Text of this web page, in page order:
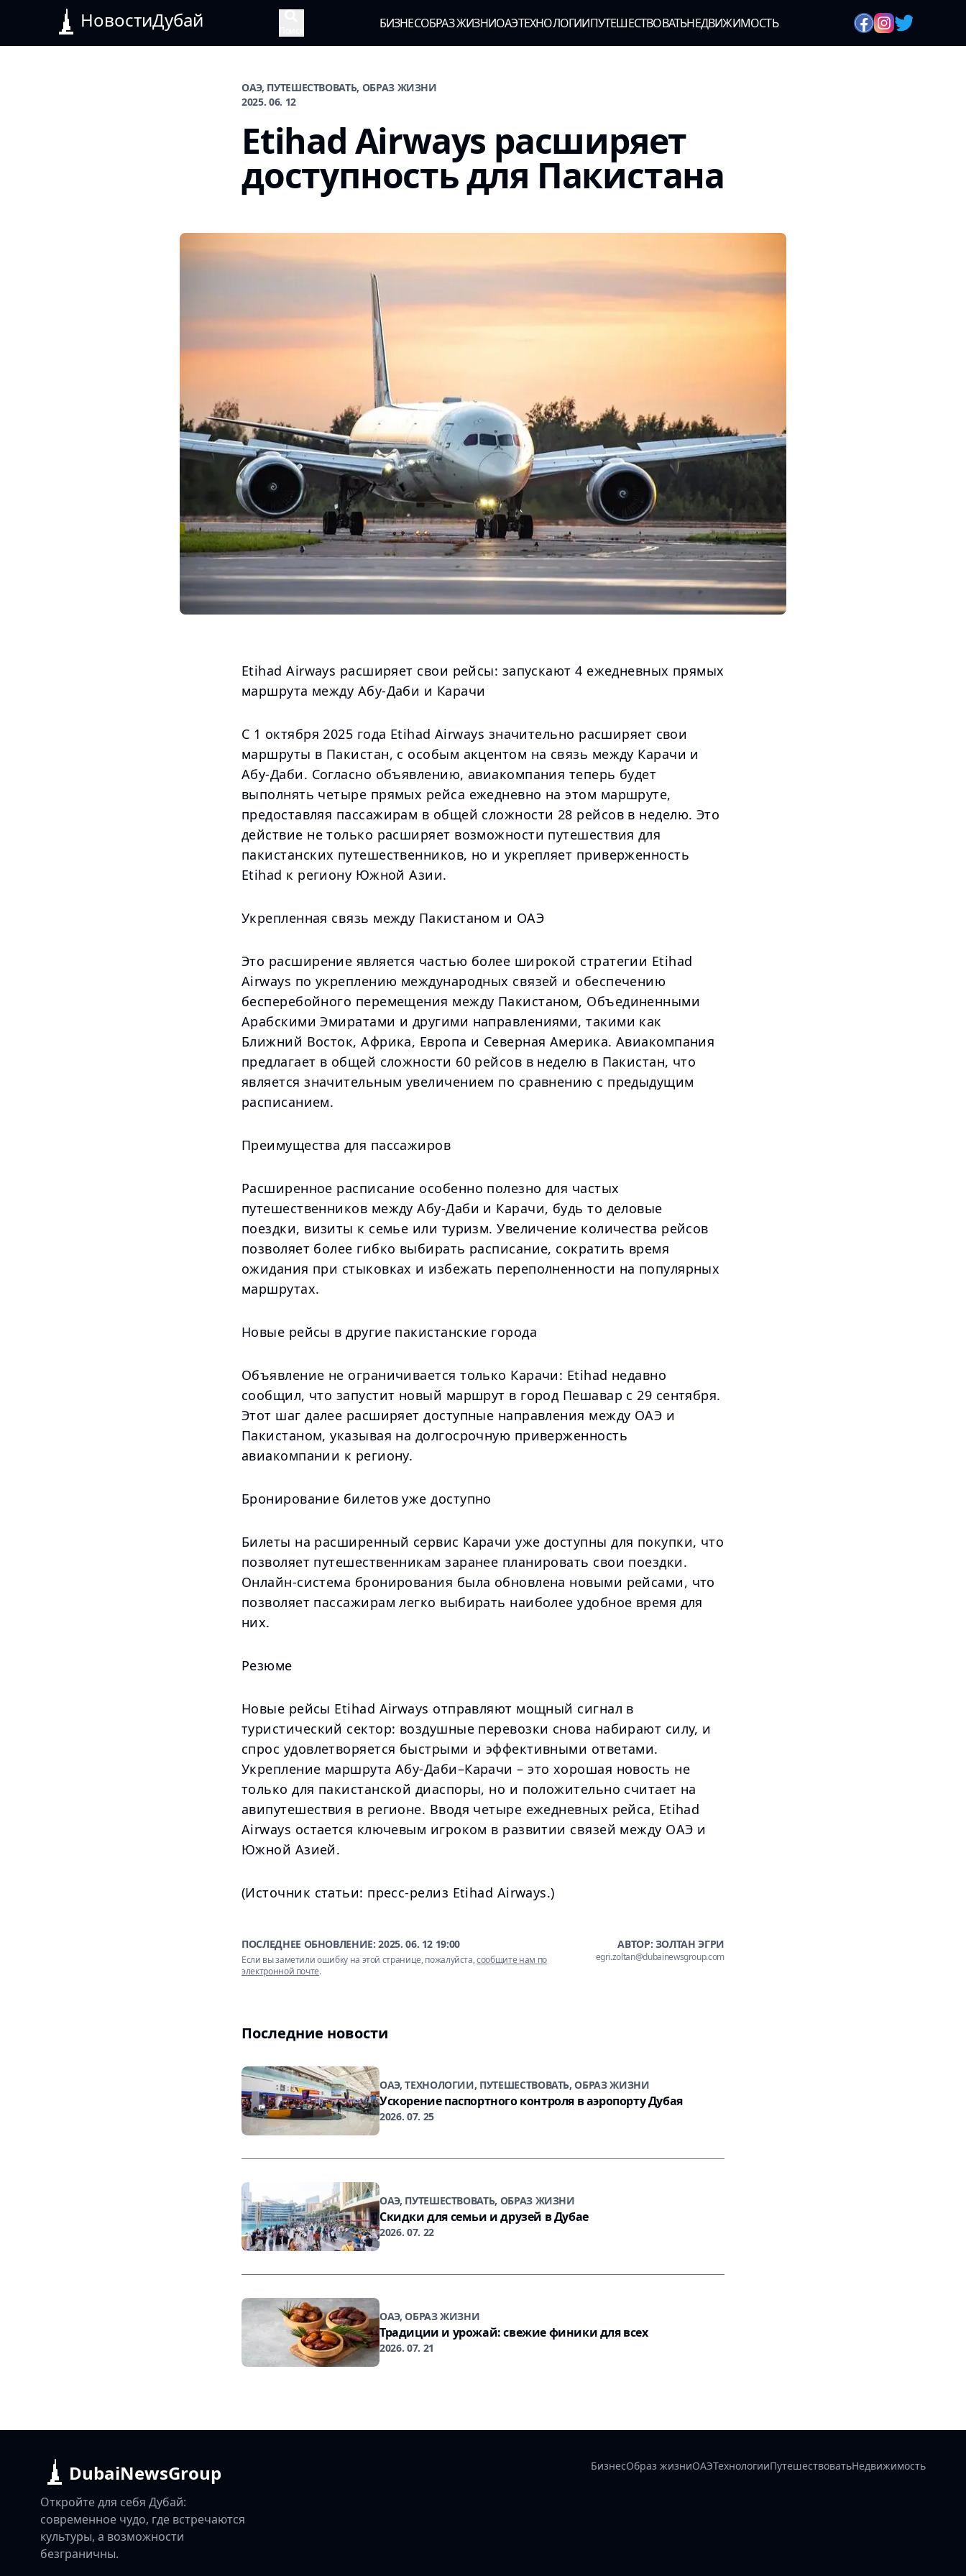
НовостиДубай БИЗНЕСОБРАЗ ЖИЗНИОАЭТЕХНОЛОГИИПУТЕШЕСТВОВАТЬНЕДВИЖИМОСТЬ
ОАЭ, ПУТЕШЕСТВОВАТЬ, ОБРАЗ ЖИЗНИ
2025. 06. 12
Etihad Airways расширяет
доступность для Пакистана
Etihad Airways расширяет свои рейсы: запускают 4 ежедневных прямых
маршрута между Абу-Даби и Карачи
С 1 октября 2025 года Etihad Airways значительно расширяет свои
маршруты в Пакистан, с особым акцентом на связь между Карачи и
Абу-Даби. Согласно объявлению, авиакомпания теперь будет
выполнять четыре прямых рейса ежедневно на этом маршруте,
предоставляя пассажирам в общей сложности 28 рейсов в неделю. Это
действие не только расширяет возможности путешествия для
пакистанских путешественников, но и укрепляет приверженность
Etihad к региону Южной Азии.
Укрепленная связь между Пакистаном и ОАЭ
Это расширение является частью более широкой стратегии Etihad
Airways по укреплению международных связей и обеспечению
бесперебойного перемещения между Пакистаном, Объединенными
Арабскими Эмиратами и другими направлениями, такими как
Ближний Восток, Африка, Европа и Северная Америка. Авиакомпания
предлагает в общей сложности 60 рейсов в неделю в Пакистан, что
является значительным увеличением по сравнению с предыдущим
расписанием.
Преимущества для пассажиров
Расширенное расписание особенно полезно для частых
путешественников между Абу-Даби и Карачи, будь то деловые
поездки, визиты к семье или туризм. Увеличение количества рейсов
позволяет более гибко выбирать расписание, сократить время
ожидания при стыковках и избежать переполненности на популярных
маршрутах.
Новые рейсы в другие пакистанские города
Объявление не ограничивается только Карачи: Etihad недавно
сообщил, что запустит новый маршрут в город Пешавар с 29 сентября.
Этот шаг далее расширяет доступные направления между ОАЭ и
Пакистаном, указывая на долгосрочную приверженность
авиакомпании к региону.
Бронирование билетов уже доступно
Билеты на расширенный сервис Карачи уже доступны для покупки, что
позволяет путешественникам заранее планировать свои поездки.
Онлайн-система бронирования была обновлена новыми рейсами, что
позволяет пассажирам легко выбирать наиболее удобное время для
них.
Резюме
Новые рейсы Etihad Airways отправляют мощный сигнал в
туристический сектор: воздушные перевозки снова набирают силу, и
спрос удовлетворяется быстрыми и эффективными ответами.
Укрепление маршрута Абу-Даби–Карачи – это хорошая новость не
только для пакистанской диаспоры, но и положительно считает на
авипутешествия в регионе. Вводя четыре ежедневных рейса, Etihad
Airways остается ключевым игроком в развитии связей между ОАЭ и
Южной Азией.
(Источник статьи: пресс-релиз Etihad Airways.)
ПОСЛЕДНЕЕ ОБНОВЛЕНИЕ:2025. 06. 12 19:00
Если вы заметили ошибку на этой странице, пожалуйста,сообщите нам по
электронной почте.
АВТОР: ЗОЛТАН ЭГРИ
egri.zoltan@dubainewsgroup.com
Последние новости
ОАЭ, ТЕХНОЛОГИИ, ПУТЕШЕСТВОВАТЬ, ОБРАЗ ЖИЗНИ
Ускорение паспортного контроля в аэропорту Дубая
2026. 07. 25
ОАЭ, ПУТЕШЕСТВОВАТЬ, ОБРАЗ ЖИЗНИ
Скидки для семьи и друзей в Дубае
2026. 07. 22
ОАЭ, ОБРАЗ ЖИЗНИ
Традиции и урожай: свежие финики для всех
2026. 07. 21
DubaiNewsGroup
Откройте для себя Дубай:
современное чудо, где встречаются
культуры, а возможности
безграничны.
БизнесОбраз жизниОАЭТехнологииПутешествоватьНедвижимость